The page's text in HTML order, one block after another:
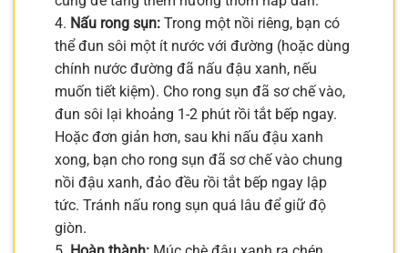
4. Nấu rong sụn: Trong một nồi riêng, bạn có
thể đun sôi một ít nước với đường (hoặc dùng
chính nước đường đã nấu đậu xanh, nếu
muốn tiết kiệm). Cho rong sụn đã sơ chế vào,
đun sôi lại khoảng 1-2 phút rồi tắt bếp ngay.
Hoặc đơn giản hơn, sau khi nấu đậu xanh
xong, bạn cho rong sụn đã sơ chế vào chung
nồi đậu xanh, đảo đều rồi tắt bếp ngay lập
tức. Tránh nấu rong sụn quá lâu để giữ độ
giòn.